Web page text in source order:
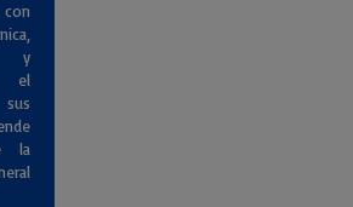
con
y
el
la